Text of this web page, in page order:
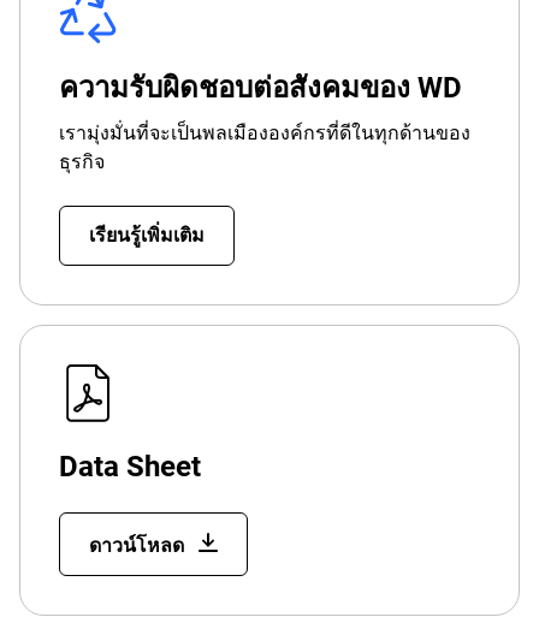
ความรับผิดชอบต่อสังคมของ WD
เรามุ่งมั่นที่จะเป็นพลเมืององค์กรที่ดีในทุกด้านของ
ธุรกิจ
เรียนรู้เพิ่มเติม
Data Sheet
ดาวน์โหลด